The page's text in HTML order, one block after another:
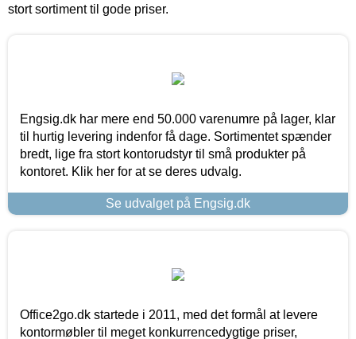
stort sortiment til gode priser.
Engsig.dk har mere end 50.000 varenumre på lager, klar
til hurtig levering indenfor få dage. Sortimentet spænder
bredt, lige fra stort kontorudstyr til små produkter på
kontoret. Klik her for at se deres udvalg.
Se udvalget på Engsig.dk
Office2go.dk startede i 2011, med det formål at levere
kontormøbler til meget konkurrencedygtige priser,